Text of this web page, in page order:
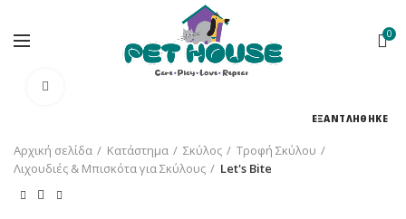
0
ΕΞΑΝΤΛΗΘΗΚΕ
Αρχική σελίδα Κατάστημα Σκύλος
Τροφή Σκύλου
Λιχουδιές & Μπισκότα για Σκύλους
Let's Bite